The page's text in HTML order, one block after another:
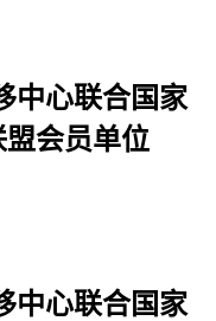
中心联合国家
会员单位
中心联合国家